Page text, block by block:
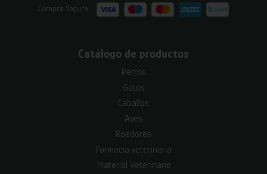
Compra Segura:
Catálogo de productos
Perros
Gatos
Caballos
Aves
Roedores
Farmacia veterinaria
Material Veterinario